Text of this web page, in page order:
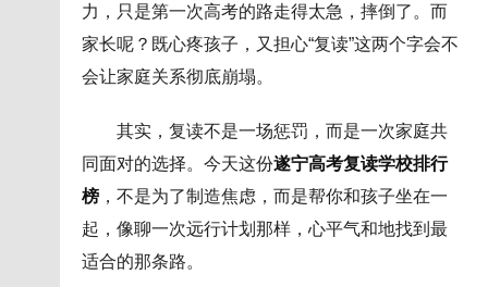
力，只是第一次高考的路走得太急，摔倒了。而
家长呢？既心疼孩子，又担心“复读”这两个字会不
会让家庭关系彻底崩塌。
其实，复读不是一场惩罚，而是一次家庭共
同面对的选择。今天这份遂宁高考复读学校排行
榜，不是为了制造焦虑，而是帮你和孩子坐在一
起，像聊一次远行计划那样，心平气和地找到最
适合的那条路。